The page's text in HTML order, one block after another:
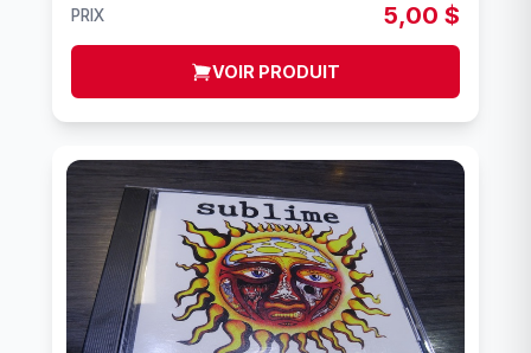
PRIX 5,00 $
VOIR PRODUIT